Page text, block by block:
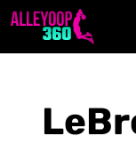
Aller